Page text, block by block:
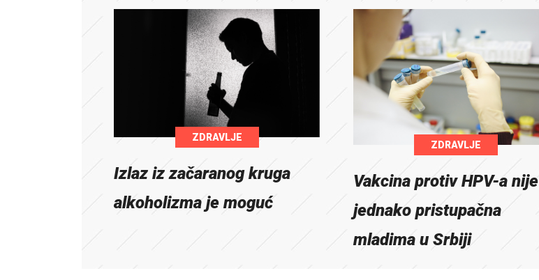
ZDRAVLJE
Izlaz iz začaranog kruga
alkoholizma je moguć
ZDRAVLJE
Vakcina protiv HPV-a nije
jednako pristupačna
mladima u Srbiji